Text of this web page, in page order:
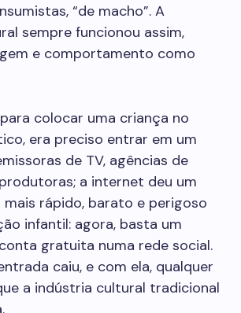
“de macho”. A
sempre funcionou assim,
e comportamento como
colocar uma criança no
era preciso entrar em um
de TV, agências de
a internet deu um
rápido, barato e perigoso
infantil: agora, basta um
gratuita numa rede social.
caiu, e com ela, qualquer
a indústria cultural tradicional